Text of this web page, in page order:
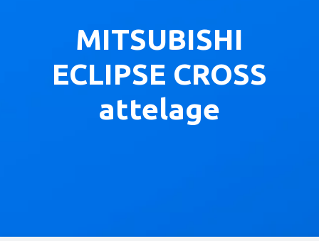
MITSUBISHI
ECLIPSE CROSS
attelage